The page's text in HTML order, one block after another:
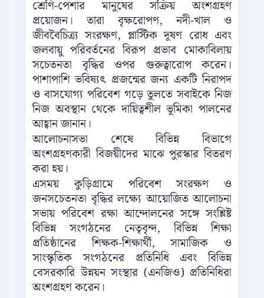
শ্রেণি-পেশার মানুষের সক্রিয় অংশগ্রহণ
প্রয়োজন। তারা বৃক্ষরোপণ, নদী-খাল ও
জীববৈচিত্র্য সংরক্ষণ, প্লাস্টিক দূষণ রোধ এবং
জলবায়ু পরিবর্তনের বিরূপ প্রভাব মোকাবিলায়
সচেতনতা বৃদ্ধির ওপর গুরুত্বারোপ করেন।
পাশাপাশি ভবিষ্যৎ প্রজন্মের জন্য একটি নিরাপদ
ও বাসযোগ্য পরিবেশ গড়ে তুলতে সবাইকে নিজ
নিজ অবস্থান থেকে দায়িত্বশীল ভূমিকা পালনের
আহ্বান জানান।
আলোচনাসভা শেষে বিভিন্ন বিভাগে
অংশগ্রহণকারী বিজয়ীদের মাঝে পুরস্কার বিতরণ
করা হয়।
এসময় কুড়িগ্রামে পরিবেশ সংরক্ষণ ও
জনসচেতনতা বৃদ্ধির লক্ষ্যে আয়োজিত আলোচনা
সভায় পরিবেশ রক্ষা আন্দোলনের সঙ্গে সংশ্লিষ্ট
বিভিন্ন সংগঠনের নেতৃবৃন্দ, বিভিন্ন শিক্ষা
প্রতিষ্ঠানের শিক্ষক-শিক্ষার্থী, সামাজিক ও
সাংস্কৃতিক সংগঠনের প্রতিনিধি এবং বিভিন্ন
বেসরকারি উন্নয়ন সংস্থার (এনজিও) প্রতিনিধিরা
অংশগ্রহণ করেন।